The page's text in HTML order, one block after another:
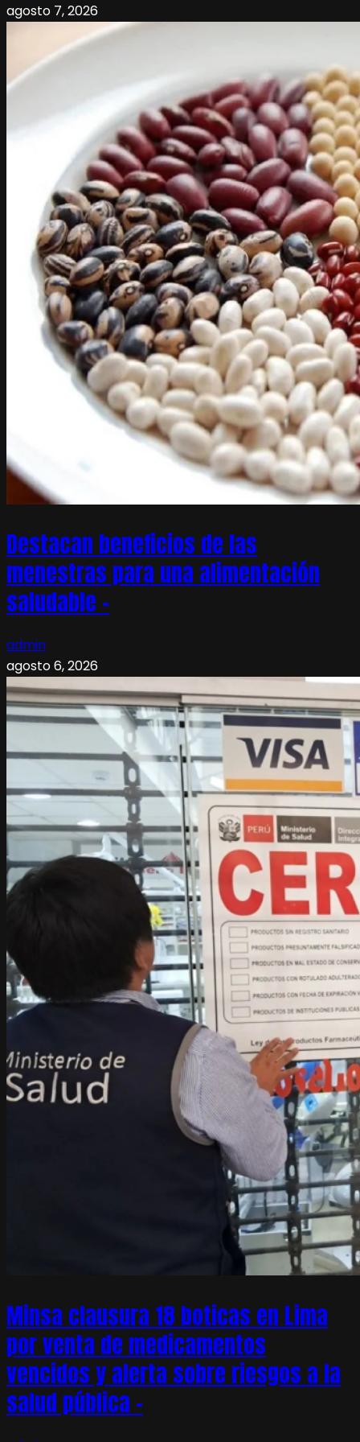
agosto 7, 2026
Destacan beneficios de las
menestras para una alimentación
saludable –
admin
agosto 6, 2026
Minsa clausura 18 boticas en Lima
por venta de medicamentos
vencidos y alerta sobre riesgos a la
salud pública –